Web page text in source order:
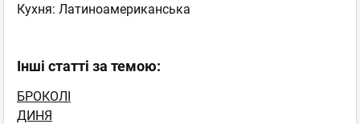
Кухня: Латиноамериканська
Інші статті за темою:
БРОКОЛІ
ДИНЯ